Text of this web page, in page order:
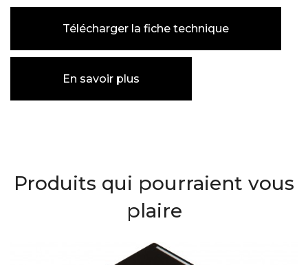
Télécharger la fiche technique
En savoir plus
Produits qui pourraient vous
plaire